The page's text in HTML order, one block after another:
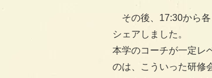
その後、17:30から各
シェアしました。
本学のコーチが一定レ
のは、こういった研修